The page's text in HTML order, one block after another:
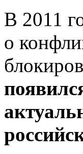
В 2011
о